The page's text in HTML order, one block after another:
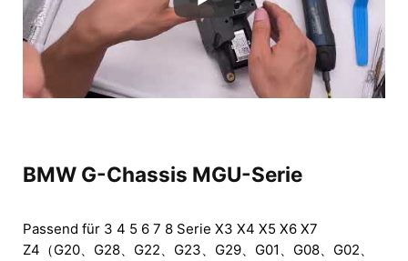
BMW G-Chassis MGU-Serie
Passend für 3 4 5 6 7 8 Serie X3 X4 X5 X6 X7
Z4 （G20、G28、G22、G23、G29、G01、G08、G02、